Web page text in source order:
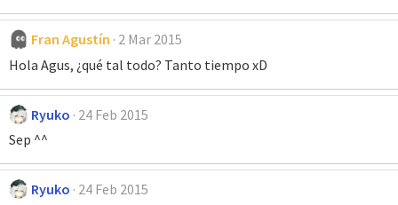
Fran Agustín 2 Mar 2015
Hola Agus, ¿qué tal todo? Tanto tiempo xD
Ryuko 24 Feb 2015
Sep ^^
Ryuko 24 Feb 2015